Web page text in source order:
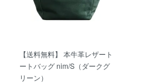
【送料無料】 本牛革レザート
ートバッグ nim/S（ダークグ
リーン）